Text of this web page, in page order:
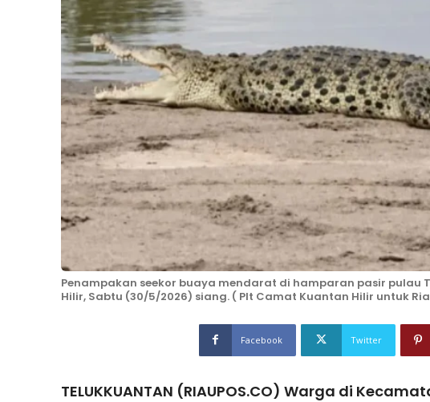
Penampakan seekor buaya mendarat di hamparan pasir pulau
Hilir, Sabtu (30/5/2026) siang. ( Plt Camat Kuantan Hilir untuk
Facebook Twitter
TELUKKUANTAN (RIAUPOS.CO) Warga di